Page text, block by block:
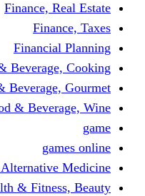
Finance,
Food &
Food &
Food &
Health & Fitness,
Health &